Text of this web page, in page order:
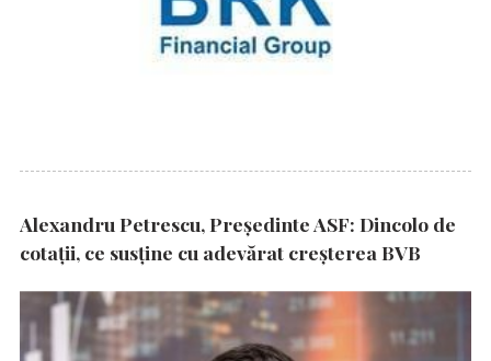
Alexandru Petrescu, Președinte ASF: Dincolo de
cotații, ce susține cu adevărat creșterea BVB